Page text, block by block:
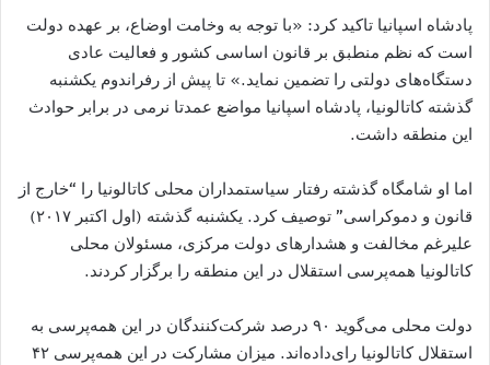
پادشاه اسپانیا تاکید کرد: «با توجه به وخامت اوضاع، بر عهده دولت
است که نظم منطبق بر قانون اساسی کشور و فعالیت عادی
دستگاه‌های دولتی را تضمین نماید.» تا پیش از رفراندوم یکشنبه
گذشته کاتالونیا، پادشاه اسپانیا مواضع عمدتا نرمی در برابر حوادث
این منطقه داشت.
اما او شامگاه گذشته رفتار سیاستمداران محلی کاتالونیا را “خارج از
قانون و دموکراسی” توصیف کرد. یکشنبه گذشته (اول اکتبر ۲۰۱۷)
علیرغم مخالفت و هشدارهای دولت مرکزی، مسئولان محلی
کاتالونیا همه‌پرسی استقلال در این منطقه را برگزار کردند.
دولت محلی می‌گوید ۹۰ درصد شرکت‌کنندگان در این همه‌پرسی به
استقلال کاتالونیا رای‌داده‌اند. میزان مشارکت در این همه‌پرسی ۴۲